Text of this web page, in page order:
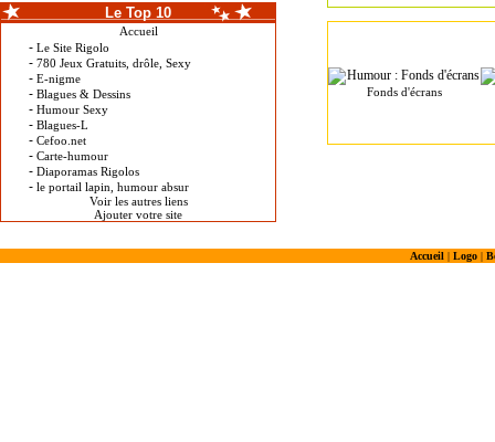
Le Top 10
Accueil
- Le Site Rigolo
- 780 Jeux Gratuits, drôle, Sexy
- E-nigme
- Blagues & Dessins
- Humour Sexy
- Blagues-L
- Cefoo.net
- Carte-humour
- Diaporamas Rigolos
- le portail lapin, humour absur
Voir les autres liens
Ajouter votre site
Fonds d'écrans
Accueil| Logo|